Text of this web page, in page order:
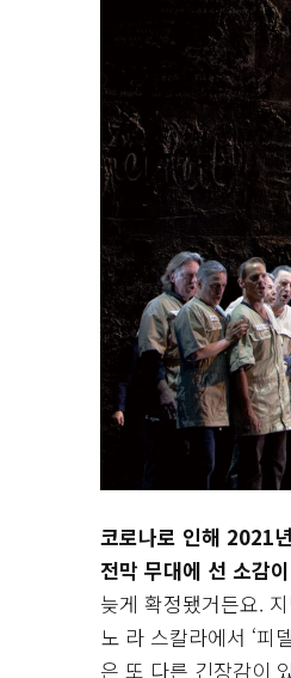
코로나로 인해 2021
전막 무대에 선 소감
늦게 확정됐거든요.
노 라 스칼라에서 ‘피
은 또 다른 긴장감이